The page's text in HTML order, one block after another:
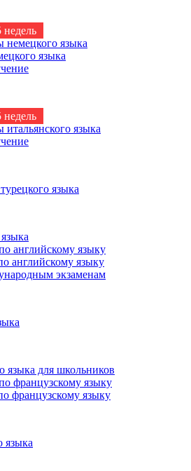
языка
языка
языка
языка
английскому языку
английскому языку
экзаменам
языка для школьников
французскому языку
французскому языку
языка